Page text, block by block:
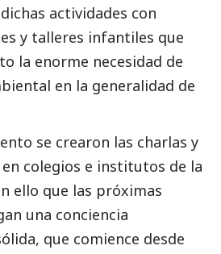
actividades con
y talleres infantiles que
la enorme necesidad de
en la generalidad de
se crearon las charlas y
colegios e institutos de la
ello que las próximas
una conciencia
que comience desde